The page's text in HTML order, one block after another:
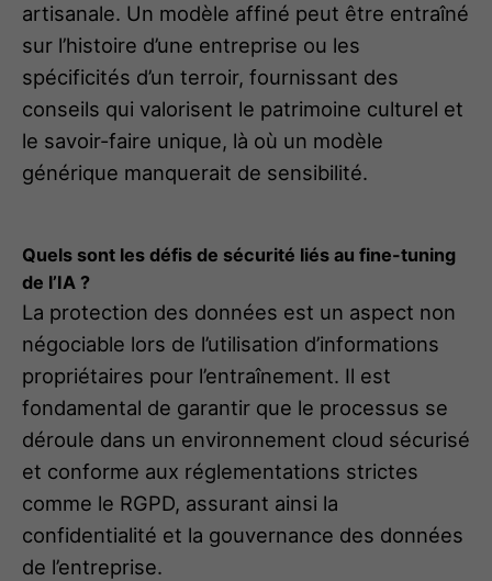
artisanale. Un modèle affiné peut être entraîné
sur l’histoire d’une entreprise ou les
spécificités d’un terroir, fournissant des
conseils qui valorisent le patrimoine culturel et
le savoir-faire unique, là où un modèle
générique manquerait de sensibilité.
Quels sont les défis de sécurité liés au fine-tuning
de l’IA ?
La protection des données est un aspect non
négociable lors de l’utilisation d’informations
propriétaires pour l’entraînement. Il est
fondamental de garantir que le processus se
déroule dans un environnement cloud sécurisé
et conforme aux réglementations strictes
comme le RGPD, assurant ainsi la
confidentialité et la gouvernance des données
de l’entreprise.